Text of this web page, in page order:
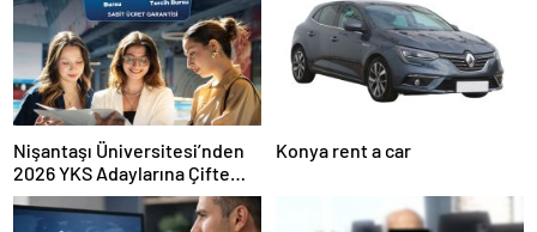
Nişantaşı Üniversitesi’nden
2026 YKS Adaylarına Çifte
Güvence: Sabit Ücret ve
Kesintisiz Burs
Konya rent a car